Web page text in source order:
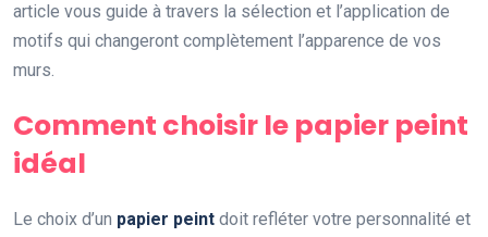
article vous guide à travers la sélection et l’application de
motifs qui changeront complètement l’apparence de vos
murs.
Comment choisir le papier peint
idéal
Le choix d’un papier peint doit refléter votre personnalité et